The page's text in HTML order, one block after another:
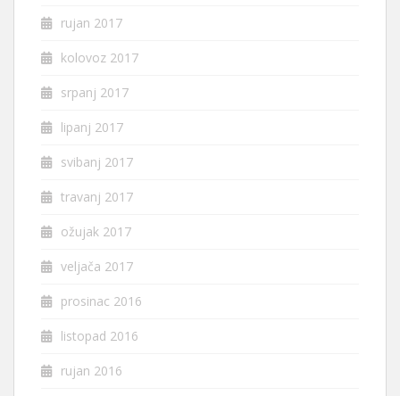
rujan 2017
kolovoz 2017
srpanj 2017
lipanj 2017
svibanj 2017
travanj 2017
ožujak 2017
veljača 2017
prosinac 2016
listopad 2016
rujan 2016